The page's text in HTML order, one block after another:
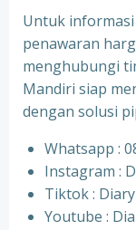
Untuk
penawaran
menghubungi
Mandiri siap
dengan solusi
Whatsapp :
⁠Instagram :
⁠Tiktok :
⁠Youtube :